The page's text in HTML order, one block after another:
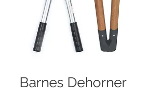
Barnes Dehorner